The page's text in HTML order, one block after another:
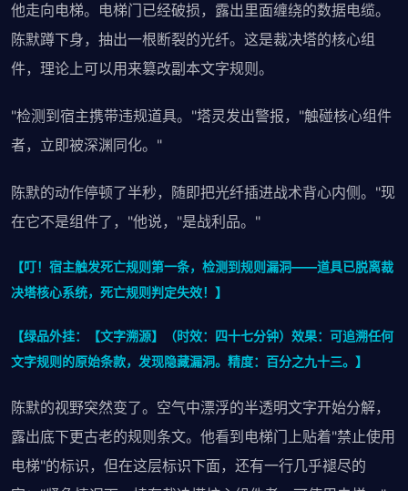
他走向电梯。电梯门已经破损，露出里面缠绕的数据电缆。
陈默蹲下身，抽出一根断裂的光纤。这是裁决塔的核心组
件，理论上可以用来篡改副本文字规则。
"检测到宿主携带违规道具。"塔灵发出警报，"触碰核心组件
者，立即被深渊同化。"
陈默的动作停顿了半秒，随即把光纤插进战术背心内侧。"现
在它不是组件了，"他说，"是战利品。"
【叮！宿主触发死亡规则第一条，检测到规则漏洞——道具已脱离裁
决塔核心系统，死亡规则判定失效！】
【绿品外挂：【文字溯源】（时效：四十七分钟）效果：可追溯任何
文字规则的原始条款，发现隐藏漏洞。精度：百分之九十三。】
陈默的视野突然变了。空气中漂浮的半透明文字开始分解，
露出底下更古老的规则条文。他看到电梯门上贴着"禁止使用
电梯"的标识，但在这层标识下面，还有一行几乎褪尽的